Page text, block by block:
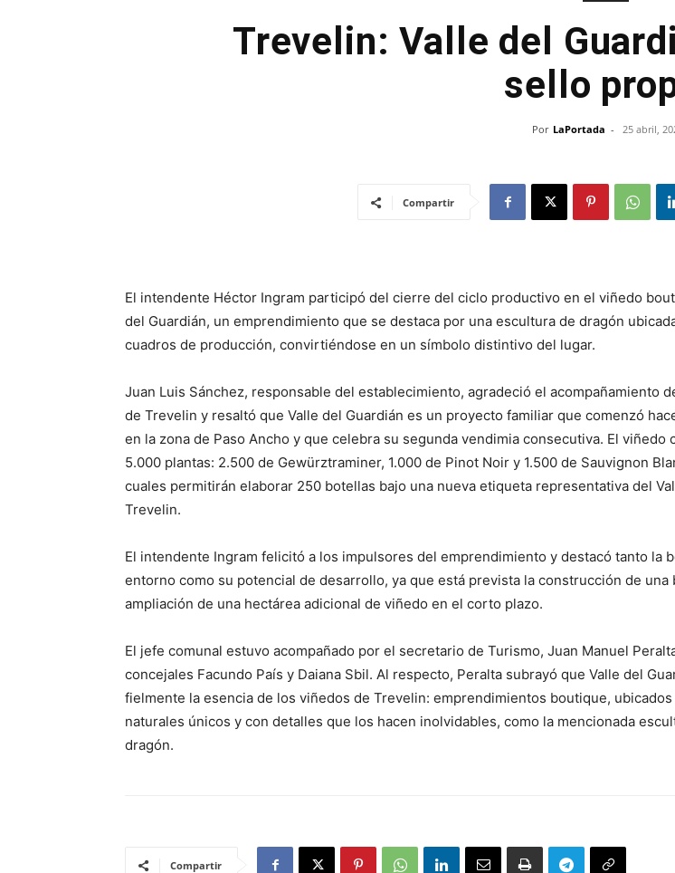
Trevelin: Valle del
sello
Por LaPortada - 25 abril,
Compartir
El intendente Héctor Ingram participó del cierre del ciclo productivo en el viñedo
del Guardián, un emprendimiento que se destaca por una escultura de dragón
cuadros de producción, convirtiéndose en un símbolo distintivo del lugar.
Juan Luis Sánchez, responsable del establecimiento, agradeció el acompañamiento
de Trevelin y resaltó que Valle del Guardián es un proyecto familiar que comenzó
en la zona de Paso Ancho y que celebra su segunda vendimia consecutiva. El viñedo
5.000 plantas: 2.500 de Gewürztraminer, 1.000 de Pinot Noir y 1.500 de Sauvignon
cuales permitirán elaborar 250 botellas bajo una nueva etiqueta representativa del
Trevelin.
El intendente Ingram felicitó a los impulsores del emprendimiento y destacó tanto la
entorno como su potencial de desarrollo, ya que está prevista la construcción de una
ampliación de una hectárea adicional de viñedo en el corto plazo.
El jefe comunal estuvo acompañado por el secretario de Turismo, Juan Manuel
concejales Facundo País y Daiana Sbil. Al respecto, Peralta subrayó que Valle del
fielmente la esencia de los viñedos de Trevelin: emprendimientos boutique, ubicados
naturales únicos y con detalles que los hacen inolvidables, como la mencionada
dragón.
Compartir